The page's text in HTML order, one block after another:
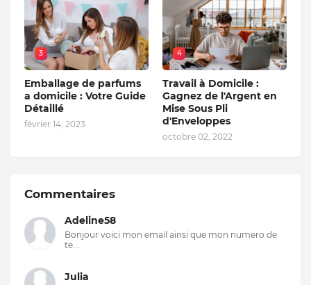
3
Emballage de parfums
a domicile : Votre Guide
Détaillé
février 14, 2023
4
Travail à Domicile :
Gagnez de l'Argent en
Mise Sous Pli
d'Enveloppes
octobre 02, 2022
Commentaires
Adeline58
Bonjour voici mon email ainsi que mon numero de
te...
Julia